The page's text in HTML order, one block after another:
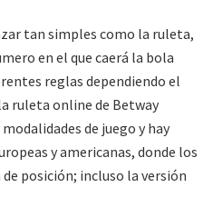
tan simples como la ruleta,
en el que caerá la bola
reglas dependiendo el
ruleta online de Betway
de juego y hay
y americanas, donde los
posición; incluso la versión